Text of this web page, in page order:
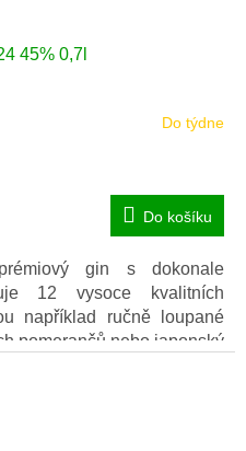
45% 0,7l
Do týdne
Do košíku
gin s dokonale
12 vysoce kvalitních
například ručně loupané
pomerančů nebo japonský